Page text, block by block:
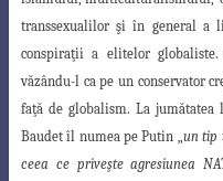
transsexualilor şiîn general a
conspiraţii a elitelor globaliste.
văzându-l ca pe un conservator
faţă de globalism. La
Baudet îl numea pe Putin „ un tip
ceea ce priveşte agresiunea